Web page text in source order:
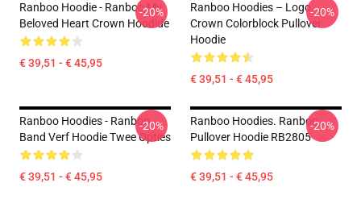
Ranboo Hoodie - Ranboo My
Beloved Heart Crown Hoodide
€ 39,51 - € 45,95
-20%
Ranboo Hoodies – Logo
Crown Colorblock Pullover
Hoodie
€ 39,51 - € 45,95
-20%
Ranboo Hoodies - Ranboo
Band Verf Hoodie Twee Opties
€ 39,51 - € 45,95
-20%
Ranboo Hoodies. Ranboo
Pullover Hoodie RB2805
€ 39,51 - € 45,95
-20%